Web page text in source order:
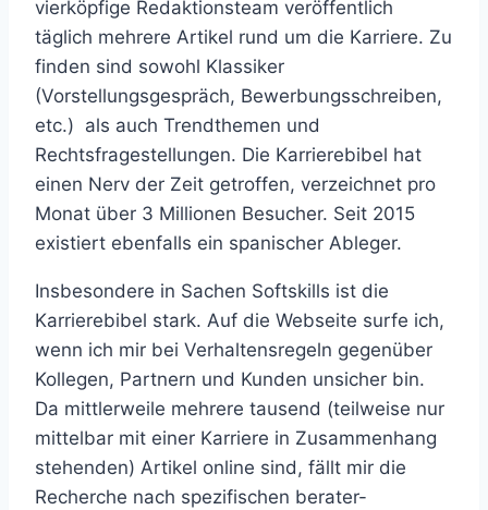
vierköpfige Redaktionsteam veröffentlich
täglich mehrere Artikel rund um die Karriere. Zu
finden sind sowohl Klassiker
(Vorstellungsgespräch, Bewerbungsschreiben,
etc.) als auch Trendthemen und
Rechtsfragestellungen. Die Karrierebibel hat
einen Nerv der Zeit getroffen, verzeichnet pro
Monat über 3 Millionen Besucher. Seit 2015
existiert ebenfalls ein spanischer Ableger.
Insbesondere in Sachen Softskills ist die
Karrierebibel stark. Auf die Webseite surfe ich,
wenn ich mir bei Verhaltensregeln gegenüber
Kollegen, Partnern und Kunden unsicher bin.
Da mittlerweile mehrere tausend (teilweise nur
mittelbar mit einer Karriere in Zusammenhang
stehenden) Artikel online sind, fällt mir die
Recherche nach spezifischen berater-